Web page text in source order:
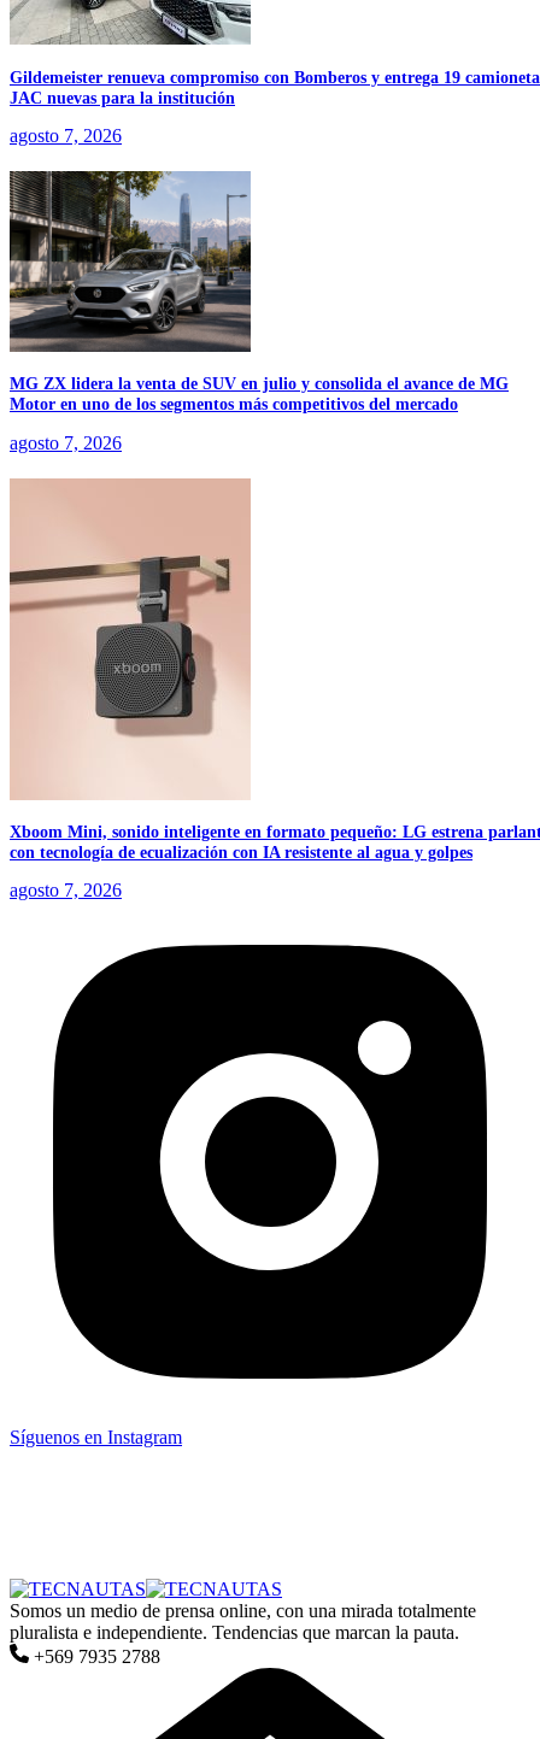
Gildemeister renueva compromiso con Bomberos y entrega 19
JAC nuevas para la institución
agosto 7, 2026
MG ZX lidera la venta de SUV en julio y consolida el avance de MG
Motor en uno de los segmentos más competitivos del mercado
agosto 7, 2026
Xboom Mini, sonido inteligente en formato pequeño: LG estrena
con tecnología de ecualización con IA resistente al agua y golpes
agosto 7, 2026
Síguenos en Instagram
Somos un medio de prensa online, con una mirada totalmente
pluralista e independiente. Tendencias que marcan la pauta.
+569 7935 2788